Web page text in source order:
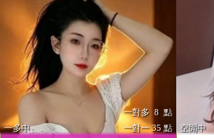
一多中
一對多 8 點
一對一 35 點
空閒中